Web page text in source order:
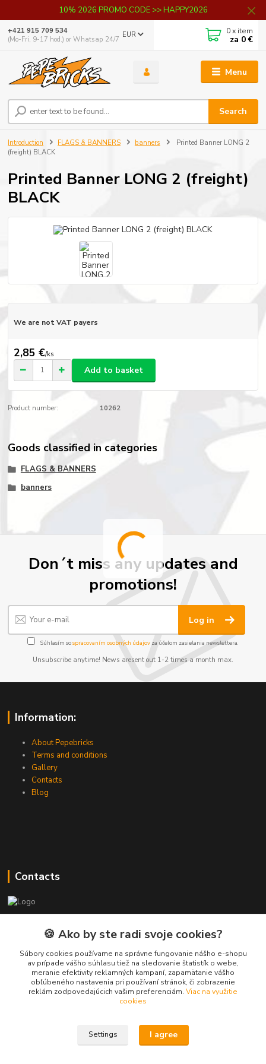
10% 2026 PROMO CODE >> HAPPY2026
Menu
EUR
Search
+421 915 709 534
(Mo-Fri, 9-17 hod.) or Whatsap 24/7
0x item
za 0 €
Introduction FLAGS & BANNERS banners
Printed Banner LONG 2
(freight) BLACK
Printed Banner LONG 2 (freight)
BLACK
We are not VAT payers
2,85 €/ks
Add to basket
Product number: 10262
Goods classified in categories
FLAGS & BANNERS
banners
Don´t miss any updates and
promotions!
Log in
Súhlasím sospracovaním osobných údajov za účelom zasielania newslettera.
Unsubscribe anytime! News aresent out 1-2 times a month max.
Information:
About Pepebricks
Terms and conditions
Gallery
Contacts
Blog
Contacts
+421 915 709 534
(Mo-Fri, 9-17 hod.) or Whatsap 24/7
skifi.space@gmail.com
🍪 Ako by ste radi svoje cookies?
Súbory cookies používame na správne fungovanie nášho e-shopu
av prípade vášho súhlasu tiež na sledovanie štatistík o webe,
meranie efektivity reklamných kampaní, zapamätanie vášho
obľúbeného nastavenia pri používaní stránok, či zobrazenie
reklám zodpovedajúcich vašim preferenciám. Viac na využitie
cookies
Settings I agree